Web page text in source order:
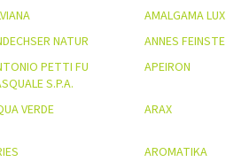
AMALGAMA LUX
NATUR
ANNES FEINSTE
PETTI FU
S.P.A.
APEIRON
VERDE ARAX
AROMATIKA